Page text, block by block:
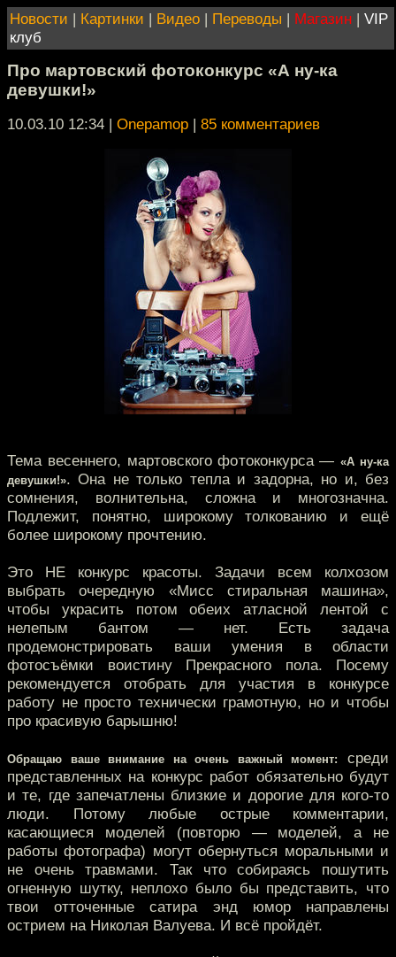
Новости | Картинки | Видео | Переводы | Магазин | VIP
клуб
Про мартовский фотоконкурс «А ну-ка
девушки!»
10.03.10 12:34 | Onepamop | 85 комментариев
Тема весеннего, мартовского фотоконкурса —«А ну-ка
девушки!». Она не только тепла и задорна, но и, без
сомнения, волнительна, сложна и многозначна.
Подлежит, понятно, широкому толкованию и ещё
более широкому прочтению.
Это НЕ конкурс красоты. Задачи всем колхозом
выбрать очередную «Мисс стиральная машина»,
чтобы украсить потом обеих атласной лентой с
нелепым бантом — нет. Есть задача
продемонстрировать ваши умения в области
фотосъёмки воистину Прекрасного пола. Посему
рекомендуется отобрать для участия в конкурсе
работу не просто технически грамотную, но и чтобы
про красивую барышню!
Обращаю ваше внимание на очень важный момент:
среди
представленных на конкурс работ обязательно будут
и те, где запечатлены близкие и дорогие для кого-то
люди. Потому любые острые комментарии,
касающиеся моделей (повторю — моделей, а не
работы фотографа) могут обернуться моральными и
не очень травмами. Так что собираясь пошутить
огненную шутку, неплохо было бы представить, что
твои отточенные сатира энд юмор направлены
острием на Николая Валуева. И всё пройдёт.